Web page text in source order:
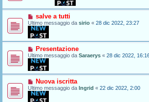
salve a tutti
Ultimo messaggio da sirio « 28 dic 2022, 23:27
Presentazione
Ultimo messaggio da Saraerys « 28 dic 2022,
Nuova iscritta
Ultimo messaggio da Ingrid « 22 dic 2022, 2:00